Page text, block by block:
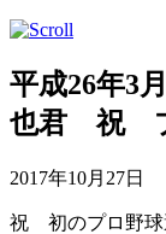
平成26年
也君 祝
2017年10月27日
祝 初のプロ野